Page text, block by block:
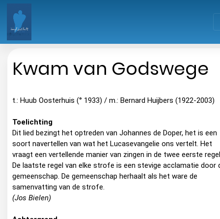
Kwam van Godswege
t.: Huub Oosterhuis (° 1933) / m.: Bernard Huijbers (1922-2003)
Toelichting
Dit lied bezingt het optreden van Johannes de Doper, het is een
soort navertellen van wat het Lucasevangelie ons vertelt. Het
vraagt een vertellende manier van zingen in de twee eerste
De laatste regel van elke strofe is een stevige acclamatie door
gemeenschap. De gemeenschap herhaalt als het ware de
samenvatting van de strofe.
(Jos Bielen)